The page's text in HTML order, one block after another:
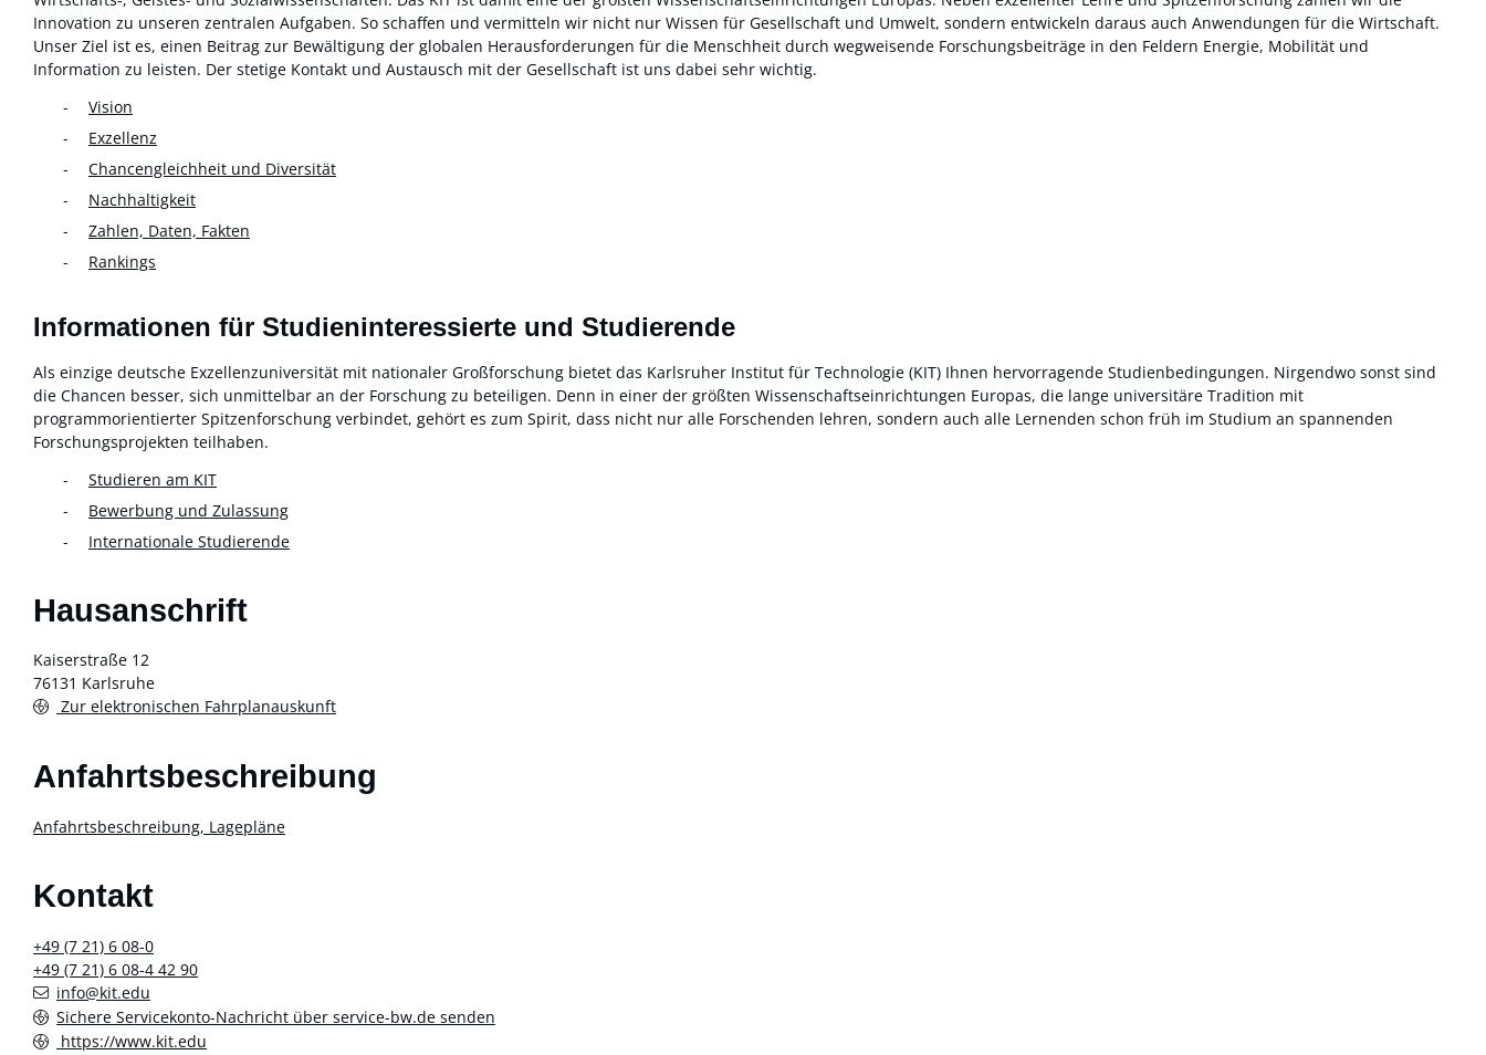
Innovation zu unseren zentralen Aufgaben. So schaffen und vermitteln wir nicht nur Wissen für Gesellschaft und Umwelt, sondern entwickeln daraus auch Anwendungen für die Wirtschaft.
Unser Ziel ist es, einen Beitrag zur Bewältigung der globalen Herausforderungen für die Menschheit durch wegweisende Forschungsbeiträge in den Feldern Energie, Mobilität und
Information zu leisten. Der stetige Kontakt und Austausch mit der Gesellschaft ist uns dabei sehr wichtig.
Vision
Exzellenz
Chancengleichheit und Diversität
Nachhaltigkeit
Zahlen, Daten, Fakten
Rankings
Informationen für Studieninteressierte und Studierende
Als einzige deutsche Exzellenzuniversität mit nationaler Großforschung bietet das Karlsruher Institut für Technologie (KIT) Ihnen hervorragende Studienbedingungen. Nirgendwo sonst sind
die Chancen besser, sich unmittelbar an der Forschung zu beteiligen. Denn in einer der größten Wissenschaftseinrichtungen Europas, die lange universitäre Tradition mit
programmorientierter Spitzenforschung verbindet, gehört es zum Spirit, dass nicht nur alle Forschenden lehren, sondern auch alle Lernenden schon früh im Studium an spannenden
Forschungsprojekten teilhaben.
Studieren am KIT
Bewerbung und Zulassung
Internationale Studierende
Hausanschrift
Kaiserstraße 12
76131 Karlsruhe
Zur elektronischen Fahrplanauskunft
Anfahrtsbeschreibung
Anfahrtsbeschreibung, Lagepläne
Kontakt
+49 (7 21) 6 08-0
+49 (7 21) 6 08-4 42 90
info@kit.edu
Sichere Servicekonto-Nachricht über service-bw.de senden
https://www.kit.edu